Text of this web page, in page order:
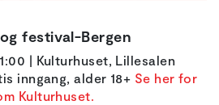
festival-Bergen
| Kulturhuset, Lillesalen
inngang, alder 18+ Se her for
Kulturhuset.